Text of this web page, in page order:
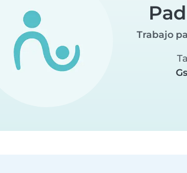
Trabajo